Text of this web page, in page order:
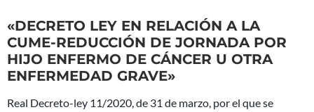
«DECRETO LEY EN RELACIÓN A LA
CUME-REDUCCIÓN DE JORNADA POR
HIJO ENFERMO DE CÁNCER U OTRA
ENFERMEDAD GRAVE»
Real Decreto-ley 11/2020, de 31 de marzo, por el que se